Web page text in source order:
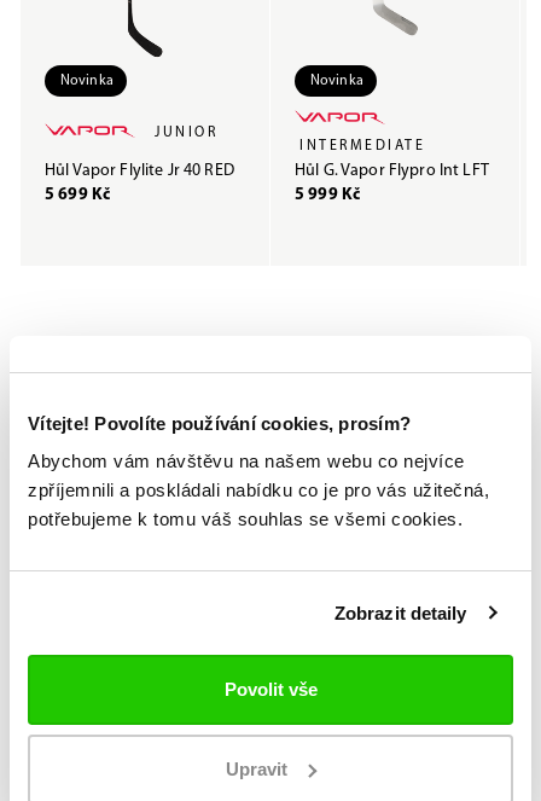
Vítejte! Povolíte používání cookies, prosím?
Abychom vám návštěvu na našem webu co nejvíce
zpříjemnili a poskládali nabídku co je pro vás užitečná,
potřebujeme k tomu váš souhlas se všemi cookies.
Zobrazit detaily
Povolit vše
Upravit
Novinka
JUNIOR
Hůl Vapor Flylite Jr 40 RED
5 699 Kč
Novinka
INTERMEDIATE
Hůl G. Vapor Flypro Int LFT
5 999 Kč
Sleva 37 %